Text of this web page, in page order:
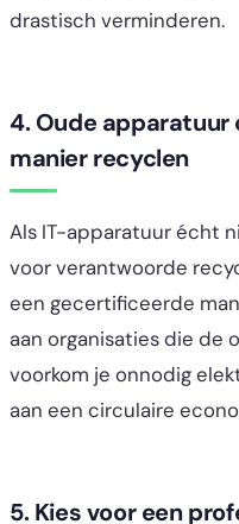
drastisch verminderen.
4. Oude
manier recyclen
Als IT-apparatuur écht
voor verantwoorde
een gecertificeerde
aan organisaties die de
voorkom je onnodig
aan een circulaire
5. Kies voor een